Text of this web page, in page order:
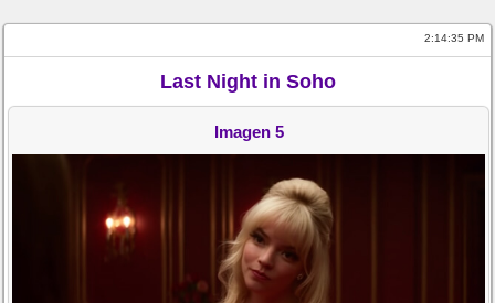
2:14:35 PM
Last Night in Soho
Imagen 5